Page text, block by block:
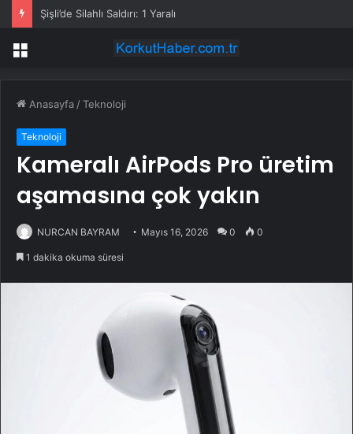
Şişli’de Silahlı Saldırı: 1 Yaralı
Menü
Anasayfa /Teknoloji
Teknoloji
Kameralı AirPods Pro üretim
aşamasına çok yakın
NURCAN BAYRAM Mayıs 16, 2026 0 0
1 dakika okuma süresi